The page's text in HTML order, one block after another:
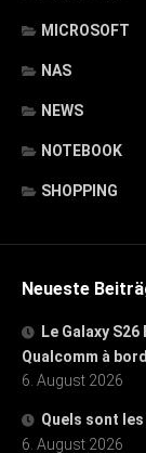
MICROSOFT
NAS
NEWS
NOTEBOOK
SHOPPING
Neueste
Le Galaxy
Qualcomm à bord
6. August 2026
Quels sont
6. August 2026